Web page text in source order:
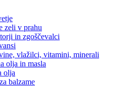
zeli v prahu
in zgoščevalci
vlažilci, vitamini, minerali
olja in masla
olja
balzame